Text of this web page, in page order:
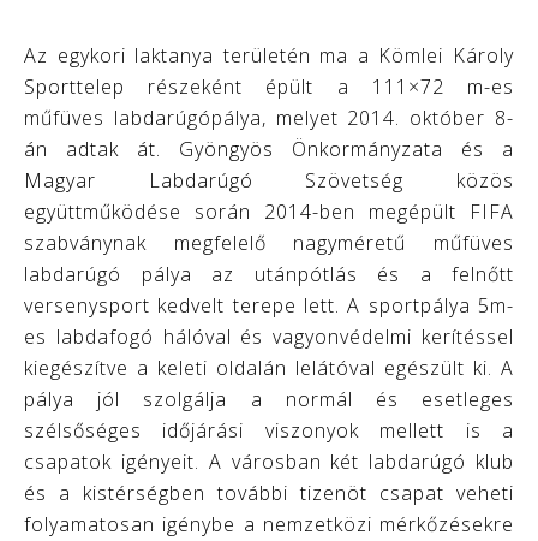
Az egykori laktanya területén ma a Kömlei Károly
Sporttelep részeként épült a 111×72 m-es
műfüves labdarúgópálya, melyet 2014. október 8-
án adtak át. Gyöngyös Önkormányzata és a
Magyar Labdarúgó Szövetség közös
együttműködése során 2014-ben megépült FIFA
szabványnak megfelelő nagyméretű műfüves
labdarúgó pálya az utánpótlás és a felnőtt
versenysport kedvelt terepe lett. A sportpálya 5m-
es labdafogó hálóval és vagyonvédelmi kerítéssel
kiegészítve a keleti oldalán lelátóval egészült ki. A
pálya jól szolgálja a normál és esetleges
szélsőséges időjárási viszonyok mellett is a
csapatok igényeit. A városban két labdarúgó klub
és a kistérségben további tizenöt csapat veheti
folyamatosan igénybe a nemzetközi mérkőzésekre